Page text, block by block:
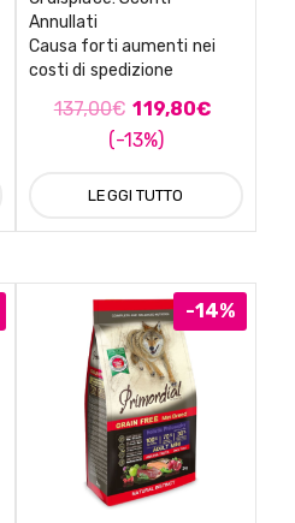
Annullati
Causa forti aumenti nei
costi di spedizione
137,00€ 119,80€
(-13%)
LEGGI TUTTO
-14%